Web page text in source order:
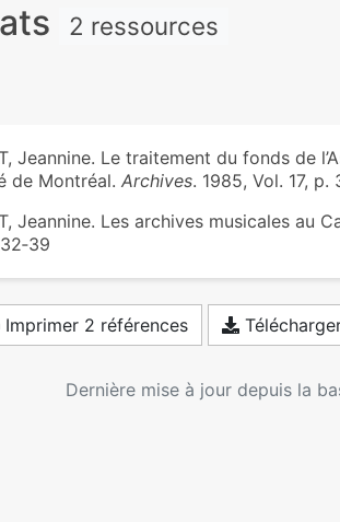
2 ressources
Jeannine. Le traitement du fonds de
de Montréal. Archives. 1985, Vol. 17, p.
Jeannine. Les archives musicales au
Imprimer 2 références
Dernière mise à jour depuis la